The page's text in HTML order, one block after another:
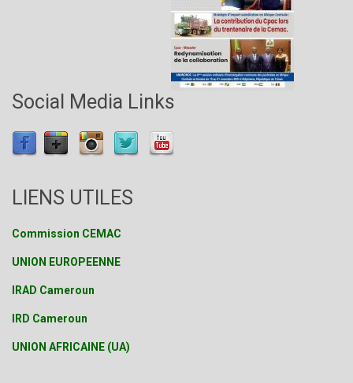
Social Media Links
LIENS UTILES
Commission CEMAC
UNION EUROPEENNE
IRAD Cameroun
IRD Cameroun
UNION AFRICAINE (UA)